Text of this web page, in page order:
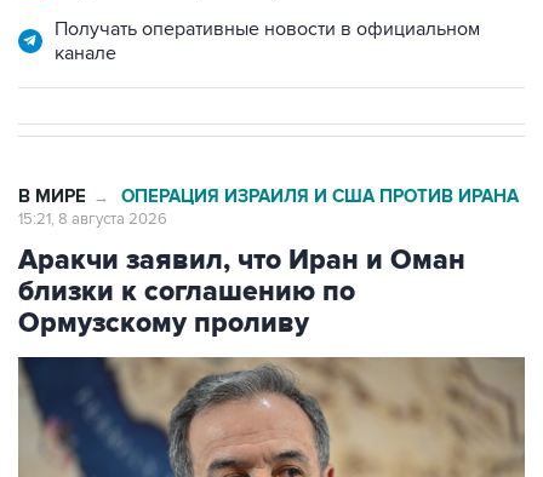
Получать оперативные новости в официальном
канале
В МИРЕ → ОПЕРАЦИЯ ИЗРАИЛЯ И США ПРОТИВ ИРАНА
15:21, 8 августа 2026
Аракчи заявил, что Иран и Оман
близки к соглашению по
Ормузскому проливу